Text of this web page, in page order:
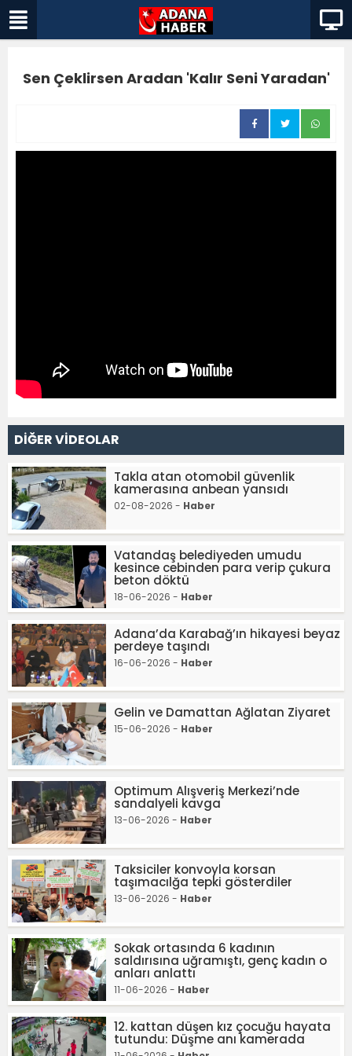
Sen Çeklirsen Aradan 'Kalır Seni Yaradan'
DİĞER VİDEOLAR
Takla atan otomobil güvenlik
kamerasına anbean yansıdı
02-08-2026 - Haber
Vatandaş belediyeden umudu
kesince cebinden para verip çukura
beton döktü
18-06-2026 - Haber
Adana’da Karabağ’ın hikayesi beyaz
perdeye taşındı
16-06-2026 - Haber
Gelin ve Damattan Ağlatan Ziyaret
15-06-2026 - Haber
Optimum Alışveriş Merkezi’nde
sandalyeli kavga
13-06-2026 - Haber
Taksiciler konvoyla korsan
taşımacılğa tepki gösterdiler
13-06-2026 - Haber
Sokak ortasında 6 kadının
saldırısına uğramıştı, genç kadın o
anları anlattı
11-06-2026 - Haber
12. kattan düşen kız çocuğu hayata
tutundu: Düşme anı kamerada